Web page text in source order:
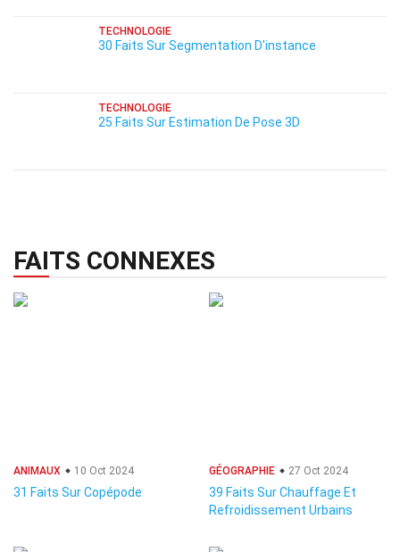
TECHNOLOGIE
30 Faits Sur Segmentation D'instance
TECHNOLOGIE
25 Faits Sur Estimation De Pose 3D
FAITS CONNEXES
ANIMAUX 10 Oct 2024
31 Faits Sur Copépode
GÉOGRAPHIE 27 Oct 2024
39 Faits Sur Chauffage Et
Refroidissement Urbains